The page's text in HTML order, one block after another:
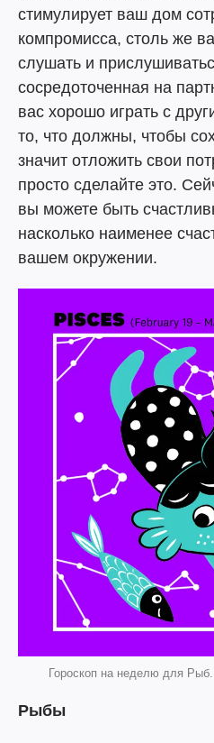
стимулирует ваш дом
компромисса, столь же
слушать и
сосредоточенная на
вас хорошо играть с
то, что должны, чтобы
значит отложить свои
просто сделайте это.
вы можете быть
насколько наименее
вашем окружении.
Гороскоп на неделю для
Рыбы